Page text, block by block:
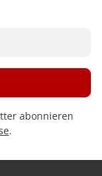
abonnieren
.